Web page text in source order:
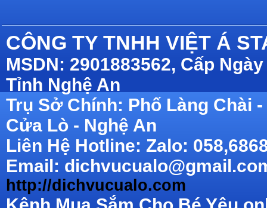
CÔNG TY TNHH VIỆT Á
MSDN: 2901883562, Cấp
Tỉnh Nghệ An
Trụ Sở Chính: Phố Làng Chài
Cửa Lò - Nghệ An
Liên Hệ Hotline: Zalo:
Email:
http://dichvucualo.com